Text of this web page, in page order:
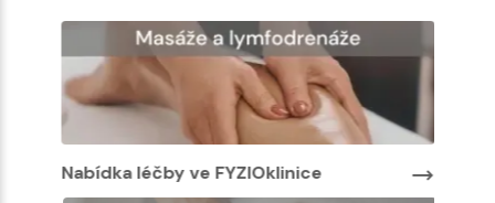
Nabídka léčby ve FYZIOklinice